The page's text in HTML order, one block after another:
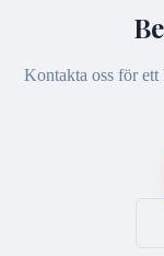
Kontakta oss för